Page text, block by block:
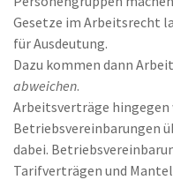
Gesetze im Arbeitsrecht
für Ausdeutung.
Dazu kommen dann
abweichen.
Arbeitsverträge hingegen
Betriebsvereinbarungen
dabei.
Tarifverträgen und